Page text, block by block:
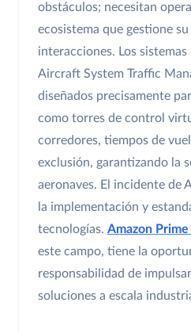
obstáculos; necesitan
ecosistema que gestione
interacciones. Los
Aircraft System Traffic
diseñados precisamente
como torres de control
corredores, tiempos de
exclusión, garantizando la
aeronaves. El incidente de
la implementación y
tecnologías. Amazon
este campo, tiene la
responsabilidad de
soluciones a escala